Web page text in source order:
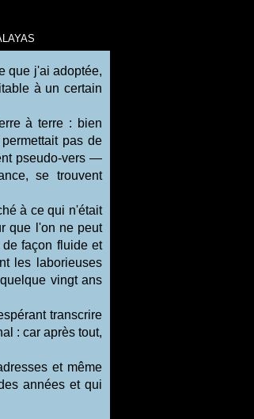
que j'ai adoptée,
à un certain
à terre : bien
pas de
pseudo-vers —
se trouvent
à ce qui n'était
que l'on ne peut
façon fluide et
les laborieuses
vingt ans
transcrire
: car après tout,
et même
années et qui